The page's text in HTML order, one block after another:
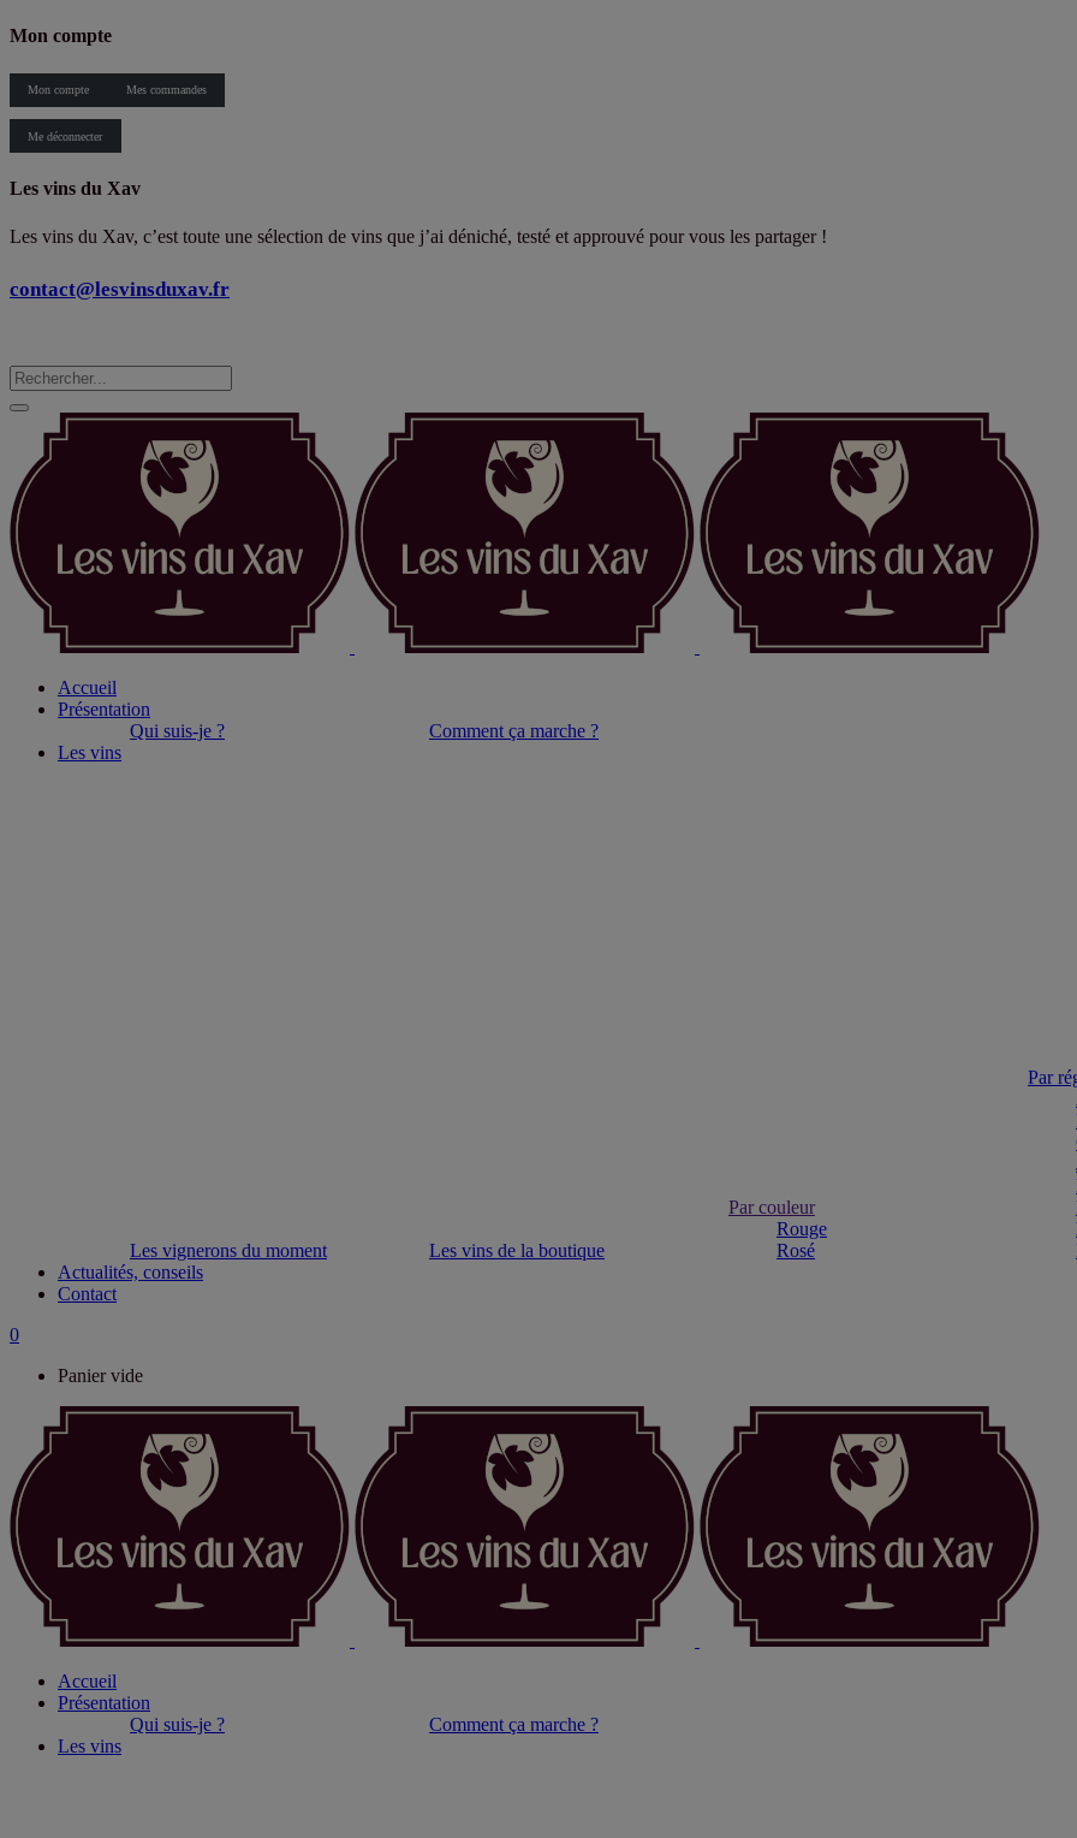
Mon compte
Mon compte Mes commandes
Me déconnecter
Les vins du Xav
Les vins du Xav, c’est toute une sélection de vins que j’ai déniché, testé et approuvé pour vous les partager !
contact@lesvinsduxav.fr
Accueil
Présentation
Qui suis-je ?
Comment ça marche ?
Les vins
Les vignerons du moment Les vins de la boutique
Par couleur
Rouge
Rosé
Par
Actualités, conseils
Contact
0
Panier vide
Accueil
Présentation
Qui suis-je ?
Comment ça marche ?
Les vins